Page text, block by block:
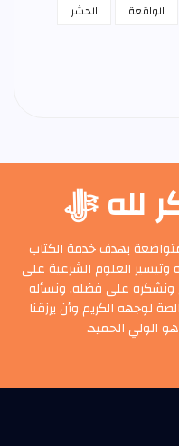
الواقعة
الحشر
لله ﷻ
بهدف خدمة الكتاب
وتيسير العلوم الشرعية على
ونشكره على فضله, ونسأله
لوجهه الكريم وأن يرزقنا
الولي الحميد.